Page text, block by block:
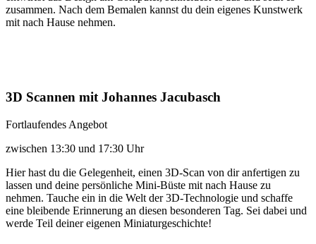
zusammen. Nach dem Bemalen kannst du dein eigenes Kunstwerk
mit nach Hause nehmen.
3D Scannen mit Johannes Jacubasch
Fortlaufendes Angebot
zwischen 13:30 und 17:30 Uhr
Hier hast du die Gelegenheit, einen 3D-Scan von dir anfertigen zu
lassen und deine persönliche Mini-Büste mit nach Hause zu
nehmen. Tauche ein in die Welt der 3D-Technologie und schaffe
eine bleibende Erinnerung an diesen besonderen Tag. Sei dabei und
werde Teil deiner eigenen Miniaturgeschichte!